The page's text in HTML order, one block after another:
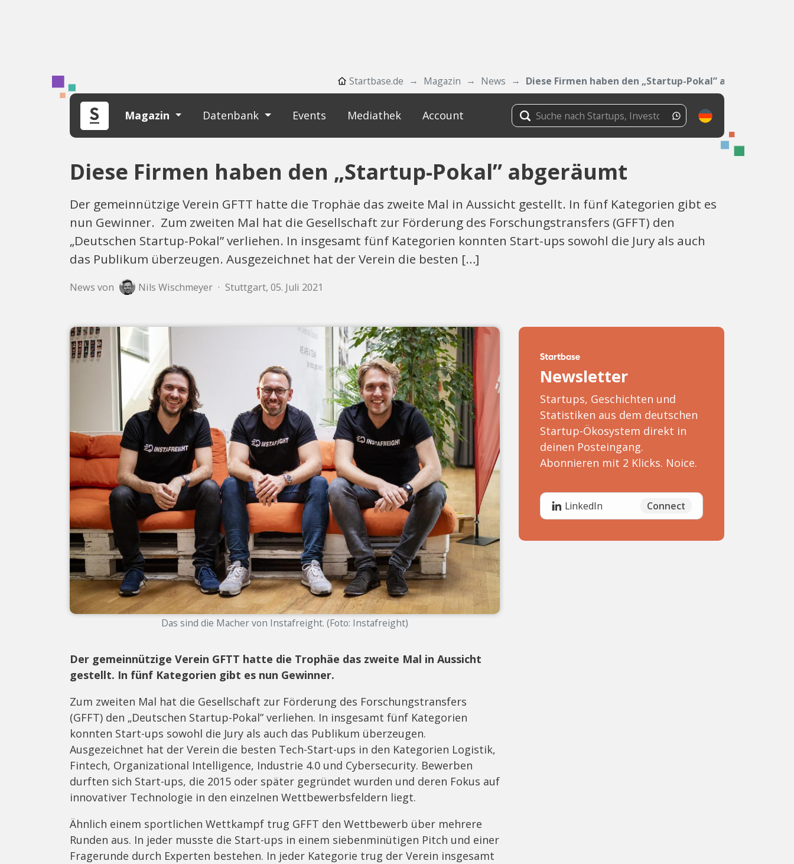
Startbase.de Magazin News Diese Firmen haben den „Startup-Pokal” abgeräumt
Magazin Datenbank Events Mediathek Account
Diese Firmen haben den „Startup-Pokal” abgeräumt
Der gemeinnützige Verein GFTT hatte die Trophäe das zweite Mal in Aussicht gestellt. In fünf Kategorien gibt es
nun Gewinner. Zum zweiten Mal hat die Gesellschaft zur Förderung des Forschungstransfers (GFFT) den
„Deutschen Startup-Pokal” verliehen. In insgesamt fünf Kategorien konnten Start-ups sowohl die Jury als auch
das Publikum überzeugen. Ausgezeichnet hat der Verein die besten […]
News von Nils Wischmeyer · Stuttgart, 05. Juli 2021
Das sind die Macher von Instafreight. (Foto: Instafreight)
Der gemeinnützige Verein GFTT hatte die Trophäe das zweite Mal in Aussicht
gestellt. In fünf Kategorien gibt es nun Gewinner.
Zum zweiten Mal hat die Gesellschaft zur Förderung des Forschungstransfers
(GFFT) den „Deutschen Startup-Pokal” verliehen. In insgesamt fünf Kategorien
konnten Start-ups sowohl die Jury als auch das Publikum überzeugen.
Ausgezeichnet hat der Verein die besten Tech-Start-ups in den Kategorien Logistik,
Fintech, Organizational Intelligence, Industrie 4.0 und Cybersecurity. Bewerben
durften sich Start-ups, die 2015 oder später gegründet wurden und deren Fokus auf
innovativer Technologie in den einzelnen Wettbewerbsfeldern liegt.
Ähnlich einem sportlichen Wettkampf trug GFFT den Wettbewerb über mehrere
Runden aus. In jeder musste die Start-ups in einem siebenminütigen Pitch und einer
Fragerunde durch Experten bestehen. In jeder Kategorie trug der Verein insgesamt
Newsletter
Startups, Geschichten und
Statistiken aus dem deutschen
Startup-Ökosystem direkt in
deinen Posteingang.
Abonnieren mit 2 Klicks. Noice.
LinkedIn Connect